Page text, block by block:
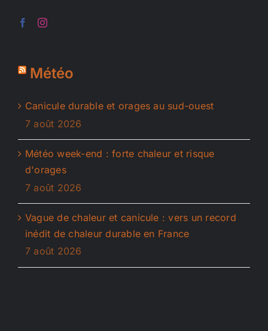
Météo
Canicule durable et orages au sud-ouest
7 août 2026
Météo week-end : forte chaleur et risque
d'orages
7 août 2026
Vague de chaleur et canicule : vers un record
inédit de chaleur durable en France
7 août 2026